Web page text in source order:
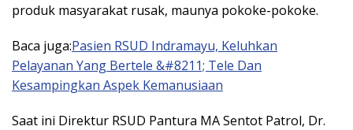
produk masyarakat rusak, maunya pokoke-pokoke.
Baca juga:Pasien RSUD Indramayu, Keluhkan
Pelayanan Yang Bertele &#8211; Tele Dan
Kesampingkan Aspek Kemanusiaan
Saat ini Direktur RSUD Pantura MA Sentot Patrol, Dr.